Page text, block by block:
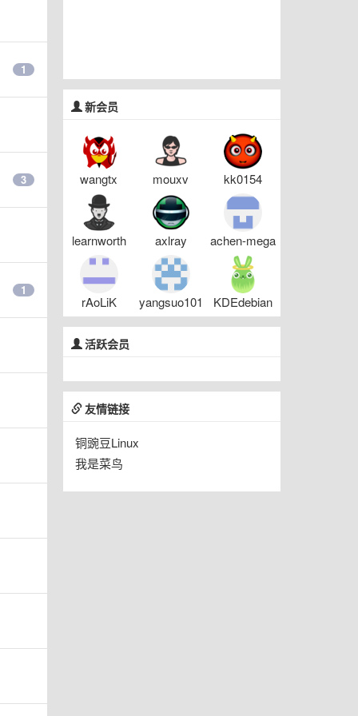
1
3
1
新会员
wangtx mouxv kk0154
learnworth axlray achen-mega
rAoLiK yangsuo101 KDEdebian
活跃会员
友情链接
铜豌豆Linux
我是菜鸟